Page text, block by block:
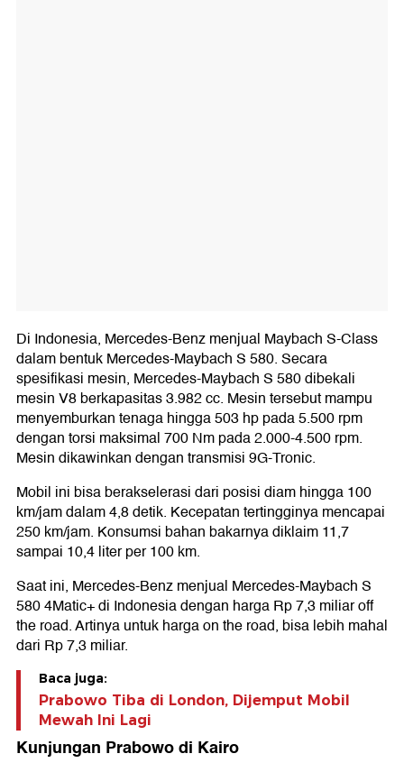
Di Indonesia, Mercedes-Benz menjual Maybach S-Class
dalam bentuk Mercedes-Maybach S 580. Secara
spesifikasi mesin, Mercedes-Maybach S 580 dibekali
mesin V8 berkapasitas 3.982 cc. Mesin tersebut mampu
menyemburkan tenaga hingga 503 hp pada 5.500 rpm
dengan torsi maksimal 700 Nm pada 2.000-4.500 rpm.
Mesin dikawinkan dengan transmisi 9G-Tronic.
Mobil ini bisa berakselerasi dari posisi diam hingga 100
km/jam dalam 4,8 detik. Kecepatan tertingginya mencapai
250 km/jam. Konsumsi bahan bakarnya diklaim 11,7
sampai 10,4 liter per 100 km.
Saat ini, Mercedes-Benz menjual Mercedes-Maybach S
580 4Matic+ di Indonesia dengan harga Rp 7,3 miliar off
the road. Artinya untuk harga on the road, bisa lebih mahal
dari Rp 7,3 miliar.
Baca juga:
Prabowo Tiba di London, Dijemput Mobil
Mewah Ini Lagi
Kunjungan Prabowo di Kairo